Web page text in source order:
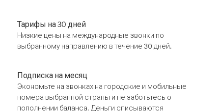
Тарифы на 30 дней
Низкие цены на международные звонки по
выбранному направлению в течение 30 дней.
Подписка на месяц
Экономьте на звонках на городские и мобильные
номера выбранной страны и не заботьтесь о
пополнении баланса. Деньги списываются